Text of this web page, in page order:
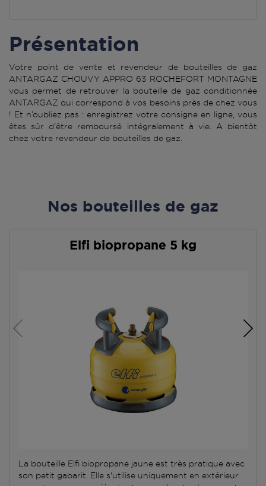
Présentation
Votre point de vente et revendeur de bouteilles de gaz
ANTARGAZ CHOUVY APPRO 63 ROCHEFORT MONTAGNE
vous permet de retrouver la bouteille de gaz conditionnée
ANTARGAZ qui correspond à vos besoins près de chez vous
! Et n’oubliez pas : enregistrez votre consigne en ligne, vous
êtes sûr d’être remboursé intégralement à vie. A bientôt
chez votre revendeur de bouteilles de gaz.
Nos bouteilles de gaz
Elfi biopropane 5 kg
La bouteille Elfi biopropane jaune est très pratique avec
son petit gabarit. Elle s'utilise uniquement en extérieur